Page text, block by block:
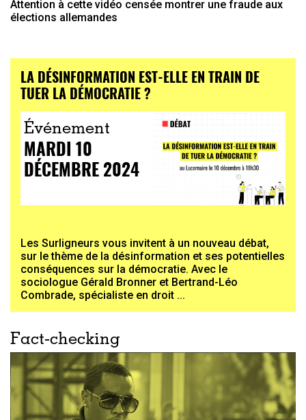
Attention à cette vidéo censée montrer une fraude aux
élections allemandes
LA DÉSINFORMATION EST-ELLE EN TRAIN DE
TUER LA DÉMOCRATIE ?
Événement
MARDI 10
DÉCEMBRE 2024
Les Surligneurs vous invitent à un nouveau débat,
sur le thème de la désinformation et ses potentielles
conséquences sur la démocratie. Avec le
sociologue Gérald Bronner et Bertrand-Léo
Combrade, spécialiste en droit ...
Fact-checking